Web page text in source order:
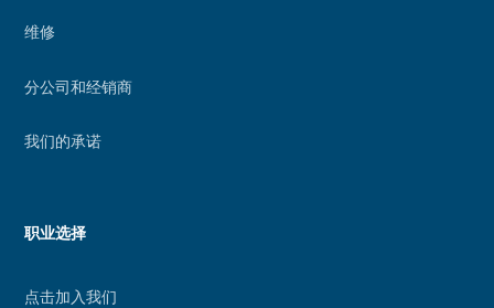
维修
分公司和经销商
我们的承诺
职业选择
点击加入我们